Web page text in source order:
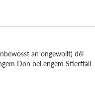
an ongewollt) déi
Don bei engem Stierffall